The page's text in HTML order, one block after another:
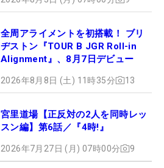
全周アライメントを初搭載！ ブリ
ヂストン『TOUR B JGR Roll-in
Alignment』、8月7日デビュー
2026年8月8日 (土) 11時35分 13
宮里道場【正反対の2人を同時レッ
スン編】第6話／『4時!』
2026年7月27日 (月) 07時00分 9